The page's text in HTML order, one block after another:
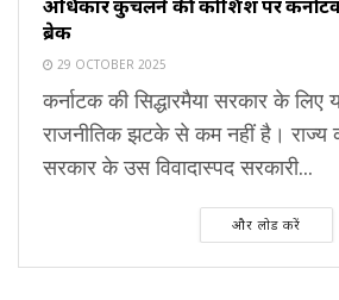
अधिकार कुचलने की कोशिश पर कर्नाटक
ब्रेक
29 OCTOBER 2025
कर्नाटक की सिद्धारमैया सरकार के लिए
राजनीतिक झटके से कम नहीं है। राज्य
सरकार के उस विवादास्पद सरकारी...
और लोड करें